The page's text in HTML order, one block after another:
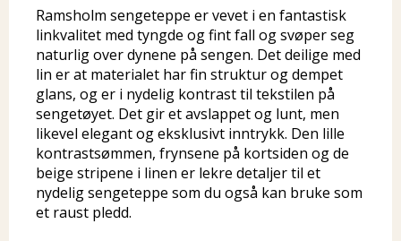
Ramsholm sengeteppe er vevet i en fantastisk
linkvalitet med tyngde og fint fall og svøper seg
naturlig over dynene på sengen. Det deilige med
lin er at materialet har fin struktur og dempet
glans, og er i nydelig kontrast til tekstilen på
sengetøyet. Det gir et avslappet og lunt, men
likevel elegant og eksklusivt inntrykk. Den lille
kontrastsømmen, frynsene på kortsiden og de
beige stripene i linen er lekre detaljer til et
nydelig sengeteppe som du også kan bruke som
et raust pledd.